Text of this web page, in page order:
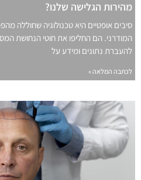
מהירות הגלישה שלנו?
סיבים אופטיים היא טכנולוגיה שחוללה
המודרני. הם החליפו את חוטי הנחושת
להעברת נתונים ומידע על
לכתבה המלאה »